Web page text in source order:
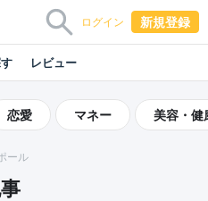
ログイン 新規登録
レビュー
恋愛 マネー 美容・健
ール